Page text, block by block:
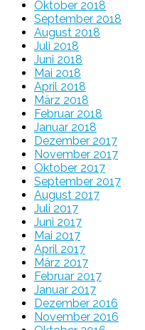
Oktober 2018
September 2018
August 2018
Juli 2018
Juni 2018
Mai 2018
April 2018
März 2018
Februar 2018
Januar 2018
Dezember 2017
November 2017
Oktober 2017
September 2017
August 2017
Juli 2017
Juni 2017
Mai 2017
April 2017
März 2017
Februar 2017
Januar 2017
Dezember 2016
November 2016